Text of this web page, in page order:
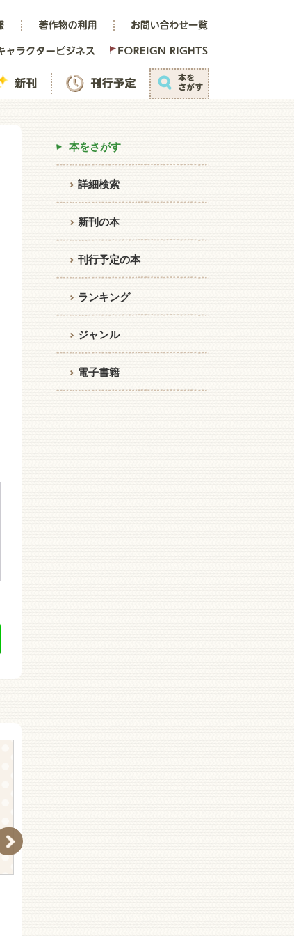
本をさがす
詳細検索
新刊の本
刊行予定の本
ランキング
ジャンル
電子書籍